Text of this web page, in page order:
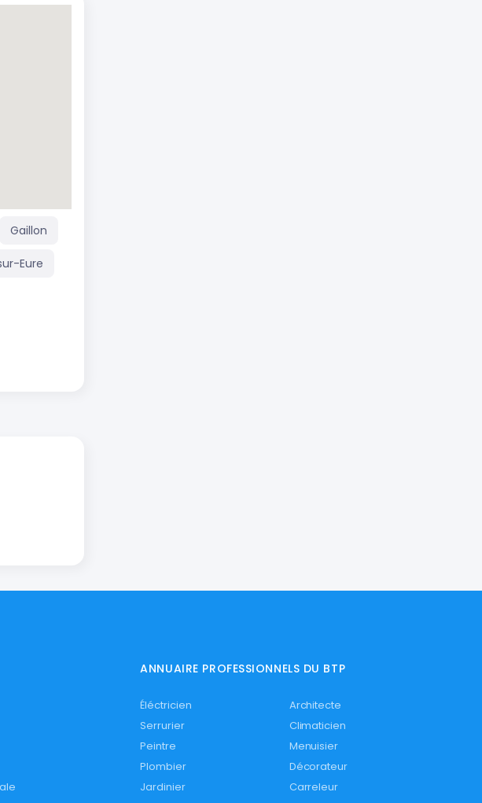
Gaillon
Eure
ANNUAIRE PROFESSIONNELS DU BTP
Éléctricien
Architecte
Serrurier
Climaticien
Peintre
Menuisier
Plombier
Décorateur
Jardinier
Carreleur